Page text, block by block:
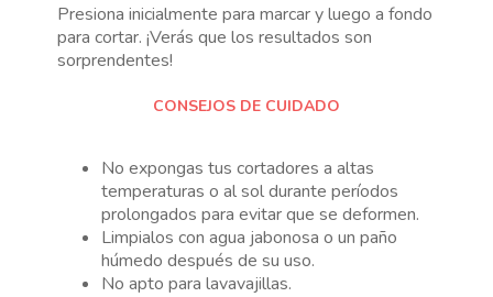
Presiona inicialmente para marcar y luego a fondo
para cortar. ¡Verás que los resultados son
sorprendentes!
CONSEJOS DE CUIDADO
No expongas tus cortadores a altas
temperaturas o al sol durante períodos
prolongados para evitar que se deformen.
Limpialos con agua jabonosa o un paño
húmedo después de su uso.
No apto para lavavajillas.